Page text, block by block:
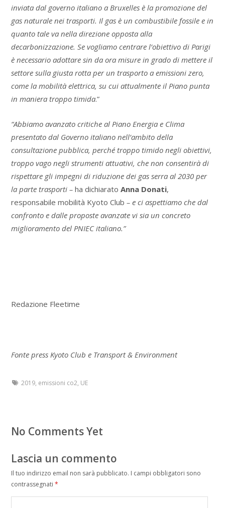
inviata dal governo italiano a Bruxelles è la promozione del
gas naturale nei trasporti. Il gas è un combustibile fossile e in
quanto tale va nella direzione opposta alla
decarbonizzazione. Se vogliamo centrare l’obiettivo di Parigi
è necessario adottare sin da ora misure in grado di mettere il
settore sulla giusta rotta per un trasporto a emissioni zero,
come la mobilità elettrica, su cui attualmente il Piano punta
in maniera troppo timida.”
“Abbiamo avanzato critiche al Piano Energia e Clima
presentato dal Governo italiano nell’ambito della
consultazione pubblica, perché troppo timido negli obiettivi,
troppo vago negli strumenti attuativi, che non consentirà di
rispettare gli impegni di riduzione dei gas serra al 2030 per
la parte trasporti – ha dichiarato Anna Donati,
responsabile mobilità Kyoto Club – e ci aspettiamo che dal
confronto e dalle proposte avanzate vi sia un concreto
miglioramento del PNIEC italiano.”
Redazione Fleetime
Fonte press Kyoto Club e Transport & Environment
2019, emissioni co2, UE
No Comments Yet
Lascia un commento
Il tuo indirizzo email non sarà pubblicato. I campi obbligatori sono
contrassegnati *